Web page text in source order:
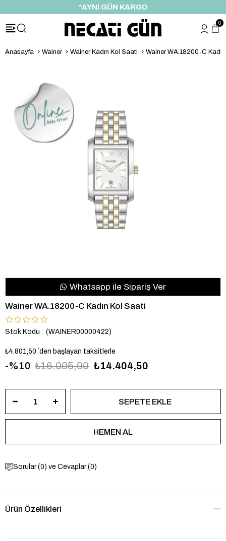
*AYNI GÜN KARGO
0
Anasayfa Wainer Wainer Kadın Kol Saati Wainer WA.18200-C
Whatsapp ile Sipariş Ver
Wainer WA.18200-C Kadın Kol Saati
Stok Kodu (WAINER00000422)
₺4.801,50 `den başlayan taksitlerle
10 ₺16.005,00 ₺14.404,50
Sorular (0) ve Cevaplar (0)
Ürün Özellikleri